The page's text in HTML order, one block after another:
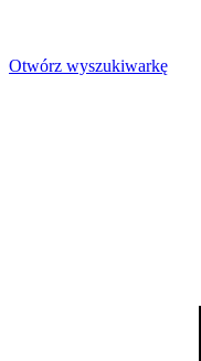
Otwórz wyszukiwarkę